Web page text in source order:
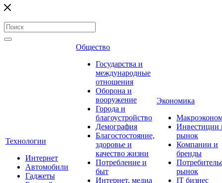
Технологии
Интернет
Автомобили
Гаджеты
Общество
Государства и
международные
отношения
Оборона и
вооружение
Города и
благоустройство
Демография
Благостостояние,
здоровье и
качество жизни
Потребление и
быт
Интернет, медиа
Экономика
Инвестиции
рынок
Компании и
бренды
рынок
IT бизнес